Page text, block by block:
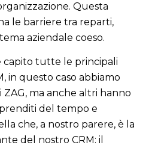
Questa
le barriere tra reparti,
aziendale coeso.
capito tutte le principali
in questo caso abbiamo
ZAG, ma anche altri hanno
del tempo e
che, a nostro parere, è la
del nostro CRM: il